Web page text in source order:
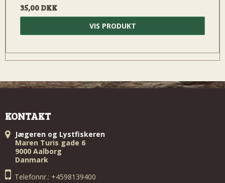
35,00 DKK
VIS PRODUKT
KONTAKT
Jægeren og Lystfiskeren
Maren Turis gade 6
9000 Aalborg
Danmark
Telefonnr.: +4598139400